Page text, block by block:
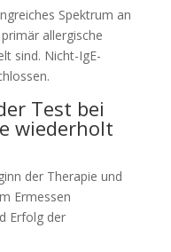
Spektrum an
allergische
sind. Nicht-IgE-
Test bei
wiederholt
der Therapie und
Ermessen
Erfolg der